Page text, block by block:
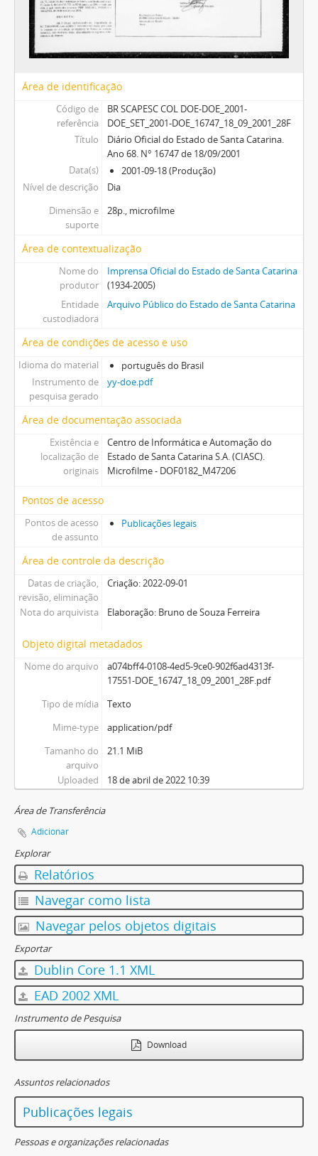
Área de identificação
Código de
referência
BR SCAPESC COL DOE-DOE_2001-
DOE_SET_2001-DOE_16747_18_09_2001_28F
Título
Diário Oficial do Estado de Santa Catarina.
Ano 68. N° 16747 de 18/09/2001
Data(s)
2001-09-18 (Produção)
Nível de descrição
Dia
Dimensão e
suporte
28p., microfilme
Área de contextualização
Nome do
produtor
Imprensa Oficial do Estado de Santa Catarina
(1934-2005)
Entidade
custodiadora
Arquivo Público do Estado de Santa Catarina
Área de condições de acesso e uso
Idioma do material
português do Brasil
Instrumento de
pesquisa gerado
yy-doe.pdf
Área de documentação associada
Existência e
localização de
originais
Centro de Informática e Automação do
Estado de Santa Catarina S.A. (CIASC).
Microfilme - DOF0182_M47206
Pontos de acesso
Pontos de acesso
de assunto
Publicações legais
Área de controle da descrição
Datas de criação,
revisão, eliminação
Criação: 2022-09-01
Nota do arquivista Elaboração: Bruno de Souza Ferreira
Objeto digital metadados
Nome do arquivo
a074bff4-0108-4ed5-9ce0-902f6ad4313f-
17551-DOE_16747_18_09_2001_28F.pdf
Tipo de mídia
Texto
Mime-type
application/pdf
Tamanho do
arquivo
21.1 MiB
Uploaded 18 de abril de 2022 10:39
Área de Transferência
Adicionar
Explorar
Relatórios
Navegar como lista
Navegar pelos objetos digitais
Exportar
Dublin Core 1.1 XML
EAD 2002 XML
Instrumento de Pesquisa
Download
Assuntos relacionados
Publicações legais
Pessoas e organizações relacionadas